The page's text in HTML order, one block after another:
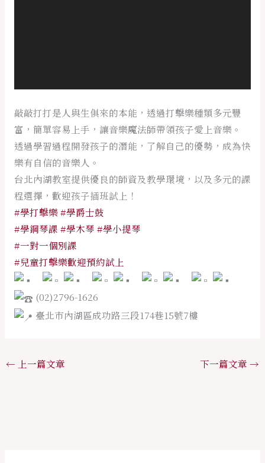
敲敲打打是人與生俱來的本能，透過打擊樂種類多元豐
富，簡單容易上手，讓音樂魔法師帶領孩子愛上音樂。
透過學習過程開發孩子的潛能，了解自己的優勢，成為快
樂有自信的音樂人。
台北內湖教室提供優良的師資及教學環境，以及多元的課
程選擇，歡迎孩子插班試上！
#學打擊樂 #學爵士鼓
#學鋼琴課 #學木琴 #學小提琴
#一對一個別課
#兒童打擊樂歡迎預約試上
(02)2796-1626
臺北市內湖區成功路三段174巷15號7樓
← 上一篇文章 下一篇文章 →